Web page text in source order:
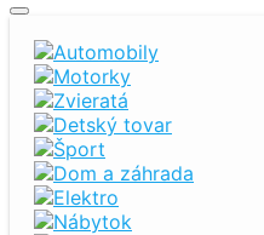
Automobily
Motorky
Zvieratá
Detský tovar
Šport
Dom a záhrada
Elektro
Nábytok